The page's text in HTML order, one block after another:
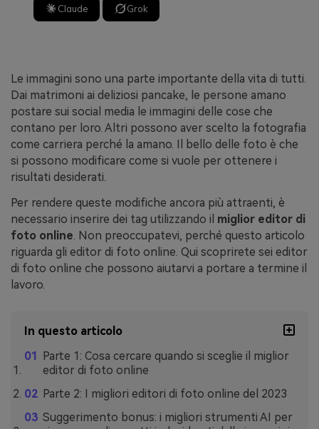
Claude Grok
Le immagini sono una parte importante della vita di tutti.
Dai matrimoni ai deliziosi pancake, le persone amano
postare sui social media le immagini delle cose che
contano per loro. Altri possono aver scelto la fotografia
come carriera perché la amano. Il bello delle foto è che
si possono modificare come si vuole per ottenere i
risultati desiderati.
Per rendere queste modifiche ancora più attraenti, è
necessario inserire dei tag utilizzando il miglior editor di
foto online . Non preoccupatevi, perché questo articolo
riguarda gli editor di foto online. Qui scoprirete sei editor
di foto online che possono aiutarvi a portare a termine il
lavoro.
In questo articolo
Parte 1: Cosa cercare quando si sceglie il miglior
editor di foto online
Parte 2: I migliori editori di foto online del 2023
Suggerimento bonus: i migliori strumenti AI per